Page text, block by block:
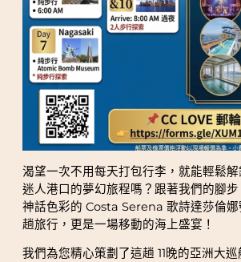
渴望一次不用每天打包行李，就能輕鬆
迷人港口的夢幻旅程嗎？跟著我們的腳
神話色彩的 Costa Serena 歌詩達莎倫
趟旅行，更是一場移動的海上盛宴！
我們為您精心策劃了這趟 11晚的亞洲大巡